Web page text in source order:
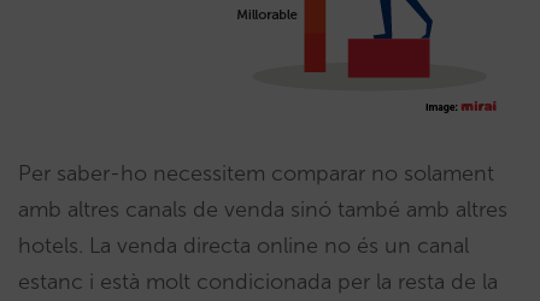
Per saber-ho necessitem comparar no solament
amb altres canals de venda sinó també amb altres
hotels. La venda directa online no és un canal
estanc i està molt condicionada per la resta de la